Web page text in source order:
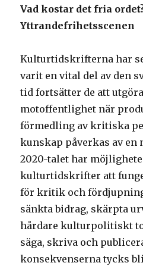
Vad kostar det fria
Yttrandefrihetsscenen
Kulturtidskrifterna har
varit en vital del av den
tid fortsätter de att
motoffentlighet när
förmedling av kritiska
kunskap påverkas av en
2020-talet har
kulturtidskrifter att
för kritik och
sänkta bidrag, skärpta
hårdare kulturpolitiskt
säga, skriva och
konsekvenserna tycks